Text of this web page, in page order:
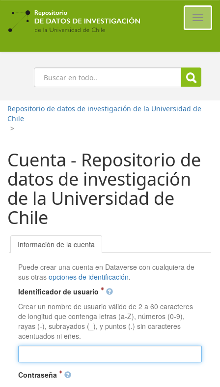
Ir
contenido
principal
Buscar
Repositorio de datos de investigación de la Universidad de
Chile
>
Cuenta - Repositorio de
datos de investigación
de la Universidad de
Chile
Información de la cuenta
Puede crear una cuenta en Dataverse con cualquiera de
sus otrasopciones de identificación.
Identificador de usuario
Crear un nombre de usuario válido de 2 a 60 caracteres
de longitud que contenga letras (a-Z), números (0-9),
rayas (-), subrayados (_), y puntos (.) sin caracteres
acentuados ni eñes.
Contraseña